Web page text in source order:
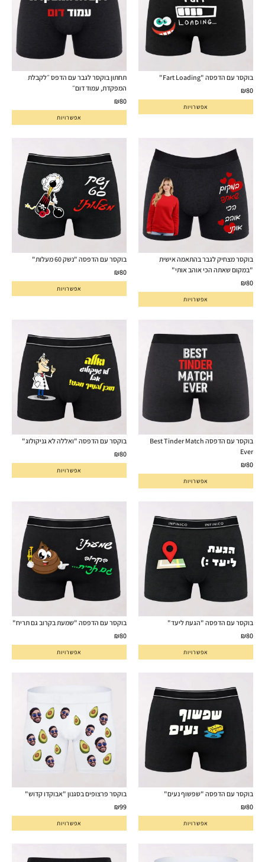
בוקסר עם הדפסה "Fart Loading"
₪80
אפשרויות
תחתון בוקסר לגבר עם הדפס ״לקבלת
המפקדת, עמוד דום״
₪80
אפשרויות
בוקסר מצחיק לגבר בהתאמה אישית
"במקום שאתה הכי אוהב אותי"
₪80
אפשרויות
בוקסר עם הדפסה "נשק 60 מעלות"
₪80
אפשרויות
בוקסר עם הדפסה Best Tinder Match
Ever
₪80
אפשרויות
בוקסר עם הדפסה "ואללה לא גניקולוג"
₪80
אפשרויות
בוקסר עם הדפסה "הגעת ליעד"
₪80
אפשרויות
בוקסר עם הדפסה "שמעת בקרוב גם תריח"
₪80
אפשרויות
בוקסר עם הדפסה "שפשוף נעים"
₪80
אפשרויות
בוקסר פרצופים בסגנון "אבוקדו קדוש"
₪99
אפשרויות